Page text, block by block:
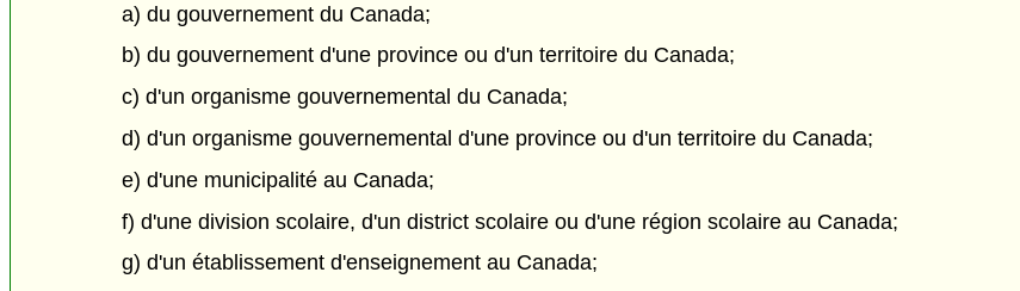
a) du gouvernement du Canada;
b) du gouvernement d'une province ou d'un territoire du Canada;
c) d'un organisme gouvernemental du Canada;
d) d'un organisme gouvernemental d'une province ou d'un territoire du Canada;
e) d'une municipalité au Canada;
f) d'une division scolaire, d'un district scolaire ou d'une région scolaire au Canada;
g) d'un établissement d'enseignement au Canada;